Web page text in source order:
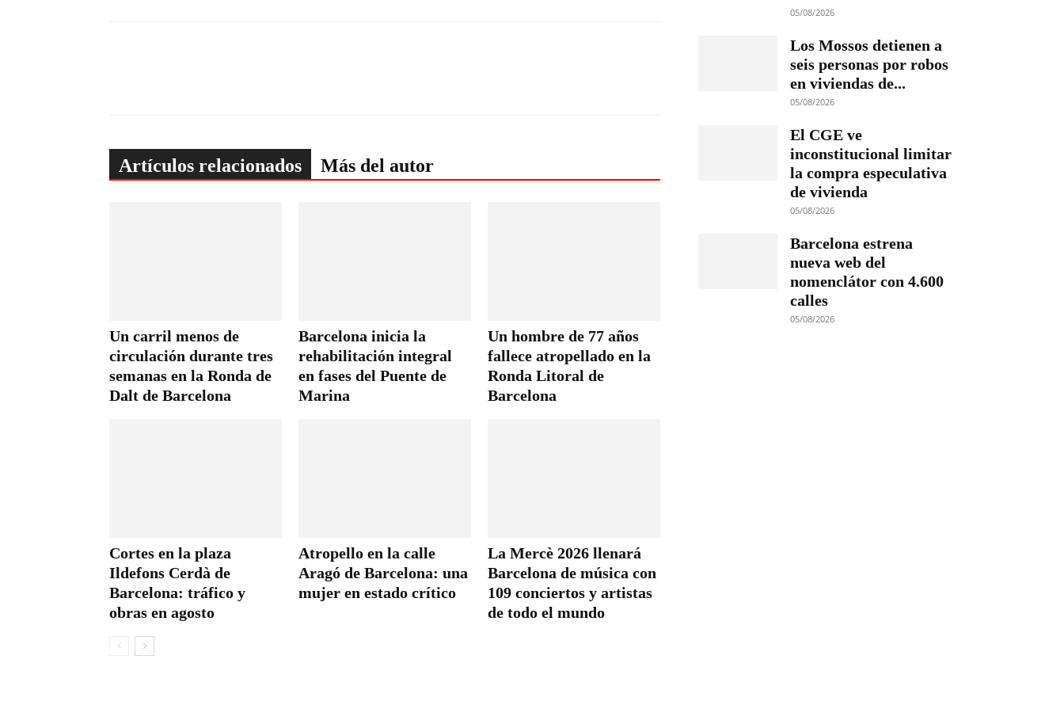
Artículos relacionados Más del autor
Un carril menos de
circulación durante tres
semanas en la Ronda de
Dalt de Barcelona
Barcelona inicia la
rehabilitación integral
en fases del Puente de
Marina
Un hombre de 77 años
fallece atropellado en la
Ronda Litoral de
Barcelona
Cortes en la plaza
Ildefons Cerdà de
Barcelona: tráfico y
obras en agosto
Atropello en la calle
Aragó de Barcelona: una
mujer en estado crítico
La Mercè 2026 llenará
Barcelona de música con
109 conciertos y artistas
de todo el mundo
05/08/2026
Los Mossos detienen a
seis personas por robos
en viviendas de...
05/08/2026
El CGE ve
inconstitucional limitar
la compra especulativa
de vivienda
05/08/2026
Barcelona estrena
nueva web del
nomenclátor con 4.600
calles
05/08/2026